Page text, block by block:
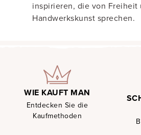
inspirieren, die von Freiheit
Handwerkskunst sprechen.
WIE KAUFT MAN
Entdecken Sie die
Kaufmethoden